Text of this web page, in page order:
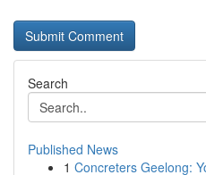
Search
Published News
1 Concreters Geelong: